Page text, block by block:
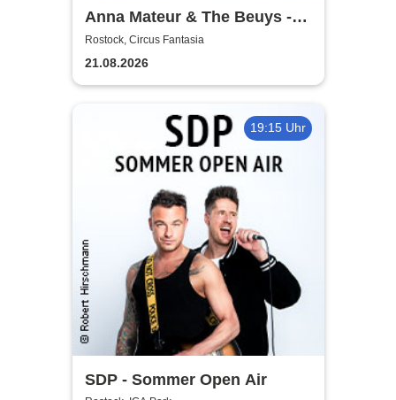
Anna Mateur & The Beuys -
Kaoshüter
Rostock, Circus Fantasia
21.08.2026
19:15 Uhr
SDP - Sommer Open Air